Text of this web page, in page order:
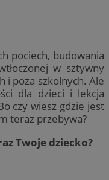
pociech, budowania
w sztywny
i poza szkolnych. Ale
dla dzieci i lekcja
czy wiesz gdzie jest
teraz przebywa?
Twoje dziecko?